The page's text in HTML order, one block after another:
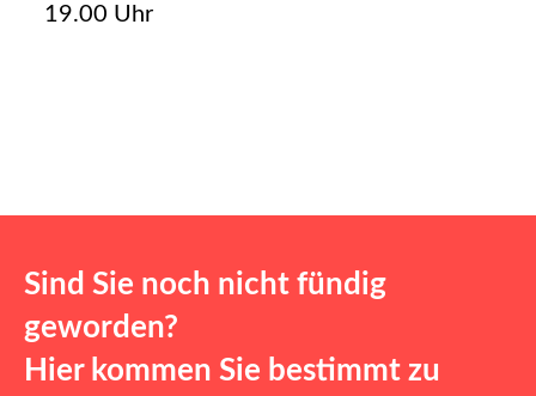
19.00 Uhr
Sind Sie noch nicht fündig
geworden?
Hier kommen Sie bestimmt zu